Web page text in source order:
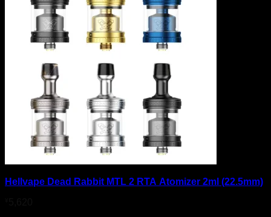
Hellvape Dead Rabbit MTL 2 RTA Atomizer 2ml (22.5mm)